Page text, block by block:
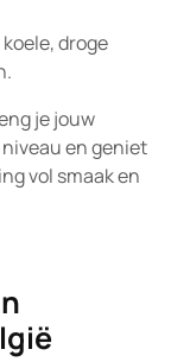
droge
je jouw
en geniet
vol smaak en